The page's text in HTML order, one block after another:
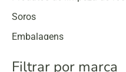
Soros
Embalagens
Filtrar por marca